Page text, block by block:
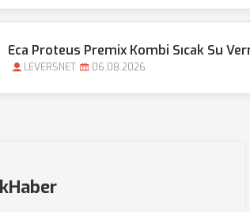
Eca Proteus Premix Kombi Sıcak Su
LEVERSNET 06.08.2026